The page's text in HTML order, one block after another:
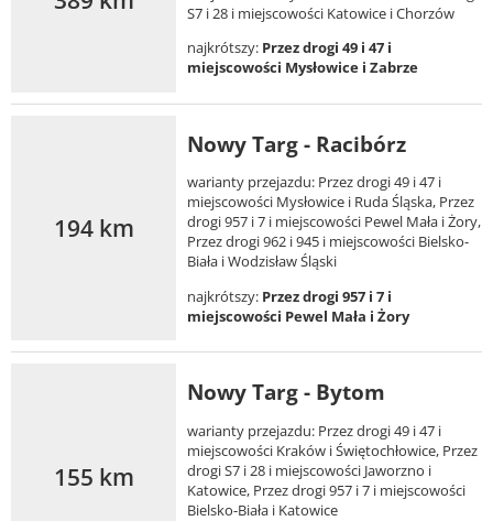
S7 i 28 i miejscowości Katowice i Chorzów
najkrótszy: Przez drogi 49 i 47 i
miejscowości Mysłowice i Zabrze
194 km
Nowy Targ - Racibórz
warianty przejazdu: Przez drogi 49 i 47 i
miejscowości Mysłowice i Ruda Śląska, Przez
drogi 957 i 7 i miejscowości Pewel Mała i Żory,
Przez drogi 962 i 945 i miejscowości Bielsko-
Biała i Wodzisław Śląski
najkrótszy: Przez drogi 957 i 7 i
miejscowości Pewel Mała i Żory
155 km
Nowy Targ - Bytom
warianty przejazdu: Przez drogi 49 i 47 i
miejscowości Kraków i Świętochłowice, Przez
drogi S7 i 28 i miejscowości Jaworzno i
Katowice, Przez drogi 957 i 7 i miejscowości
Bielsko-Biała i Katowice